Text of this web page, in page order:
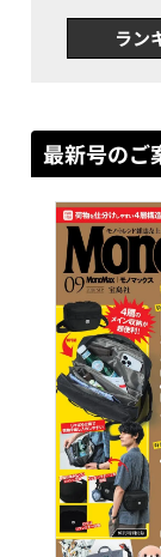
ラン
最新号のご